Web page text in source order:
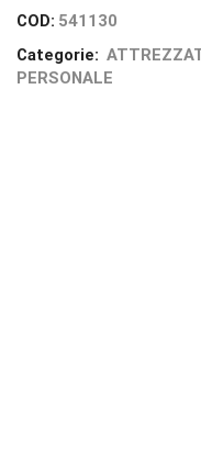
COD: 541130
Categorie:
PERSONALE